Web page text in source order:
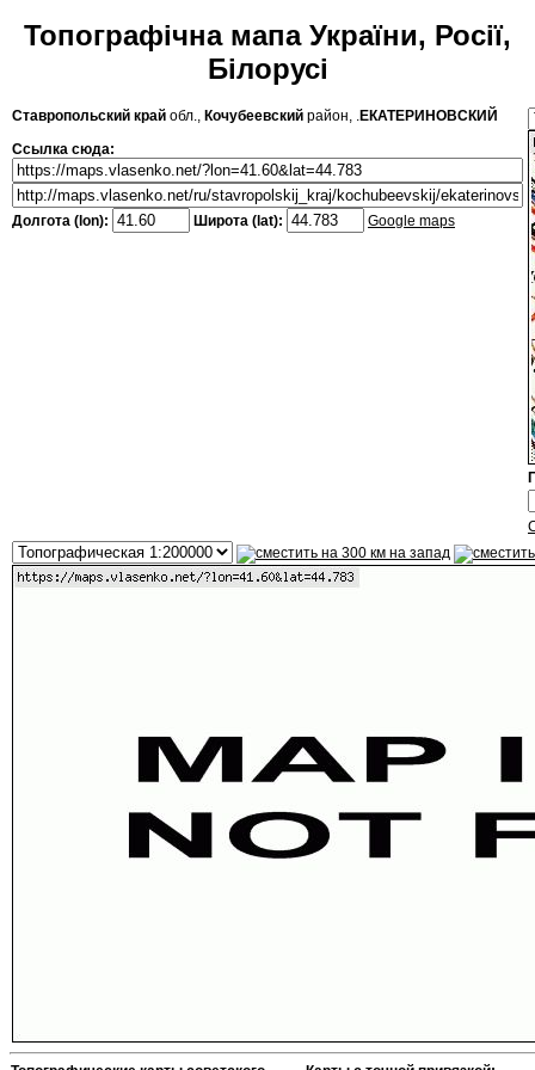
Топографічна мапа України, Росії,
Білорусі
Ставропольский край обл., Кочубеевский район, .ЕКАТЕРИНОВСКИЙ
Ссылка сюда:
Долгота (lon): Широта (lat): Google maps